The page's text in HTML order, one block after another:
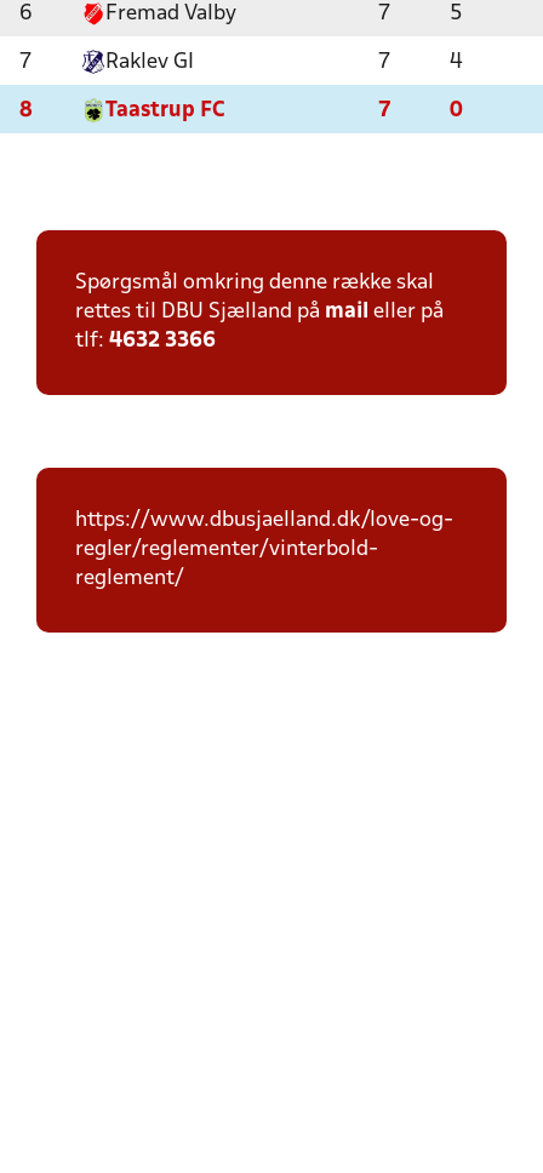
6 Fremad Valby 7 5
7 Raklev GI 7 4
8 Taastrup FC 7 0
Spørgsmål omkring denne række skal
rettes til DBU Sjælland på mail eller på
tlf: 4632 3366
https://www.dbusjaelland.dk/love-og-
regler/reglementer/vinterbold-
reglement/